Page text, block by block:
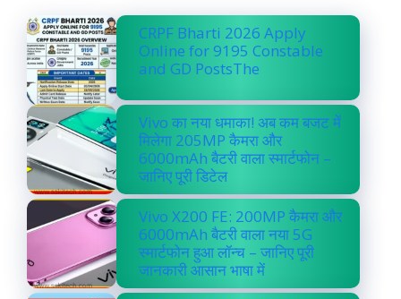
CRPF Bharti 2026 Apply
Online for 9195 Constable
and GD PostsThe
Vivo का नया धमाका! अब कम बजट में
मिलेगा 205MP कैमरा और
6000mAh बैटरी वाला स्मार्टफोन –
जानिए पूरी डिटेल
Vivo X200 FE: 200MP कैमरा और
6000mAh बैटरी वाला नया 5G
स्मार्टफोन हुआ लॉन्च – जानिए पूरी
जानकारी आसान भाषा में